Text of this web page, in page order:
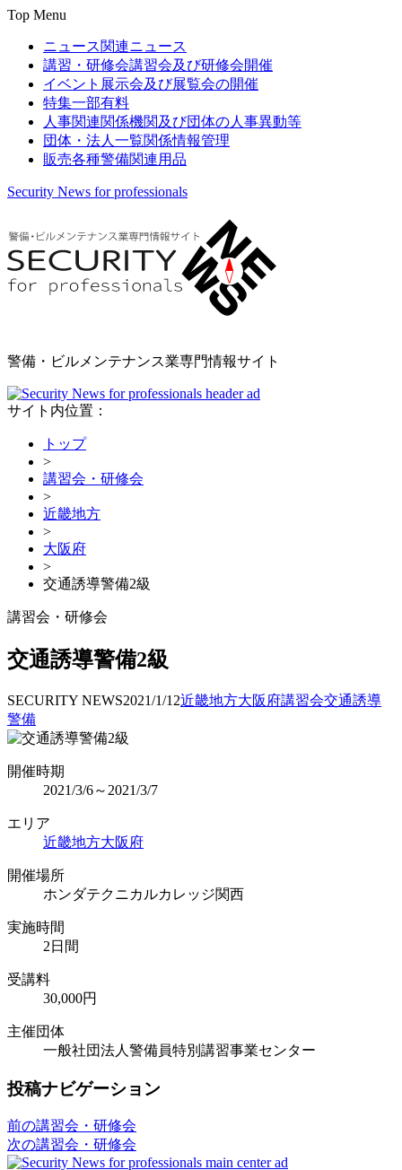
Top Menu
ニュース関連ニュース
講習・研修会講習会及び研修会開催
イベント 展示会及び展覧会の開催
特集一部有料
人事関連関係機関及び団体の人事異動等
団体・法人一覧関係情報管理
販売各種警備関連用品
Security News for professionals
警備・ビルメンテナンス業専門情報サイト
サイト内位置：
トップ
>
講習会・研修会
>
近畿地方
>
大阪府
>
交通誘導警備2級
講習会・研修会
交通誘導警備2級
SECURITY NEWS2021/1/12近畿地方大阪府講習会交通誘導
警備
開催時期
2021/3/6～2021/3/7
エリア
近畿地方大阪府
開催場所
ホンダテクニカルカレッジ関西
実施時間
2日間
受講料
30,000円
主催団体
一般社団法人警備員特別講習事業センター
投稿ナビゲーション
前の講習会・研修会
次の講習会・研修会